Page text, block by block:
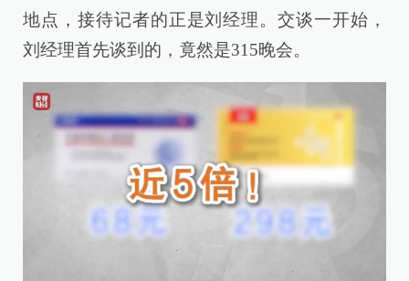
地点，接待记者的正是刘经理。交谈一开始，
刘经理首先谈到的，竟然是315晚会。